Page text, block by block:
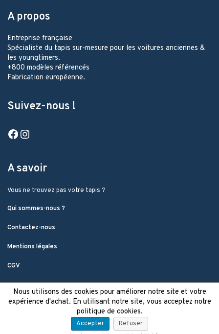
A propos
Entreprise française
Spécialiste du tapis sur-mesure pour les voitures anciennes &
les youngtimers.
+800 modèles référencés
Fabrication européenne.
Suivez-nous !
Facebook
A savoir
Vous ne trouvez pas votre tapis ?
Qui sommes-nous ?
Contactez-nous
Mentions légales
CGV
Nous utilisons des cookies pour améliorer notre site et votre
expérience d'achat. En utilisant notre site, vous acceptez notre
politique de cookies.
Accepter
Refuser